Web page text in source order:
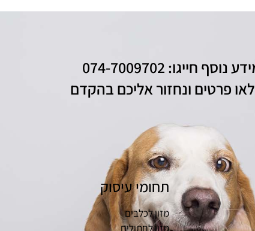
נוסף חייגו: 074-7009702
פרטים ונחזור אליכם בהקדם
תחומי עיסוק
מזון לכלבים
מזון לחתולים